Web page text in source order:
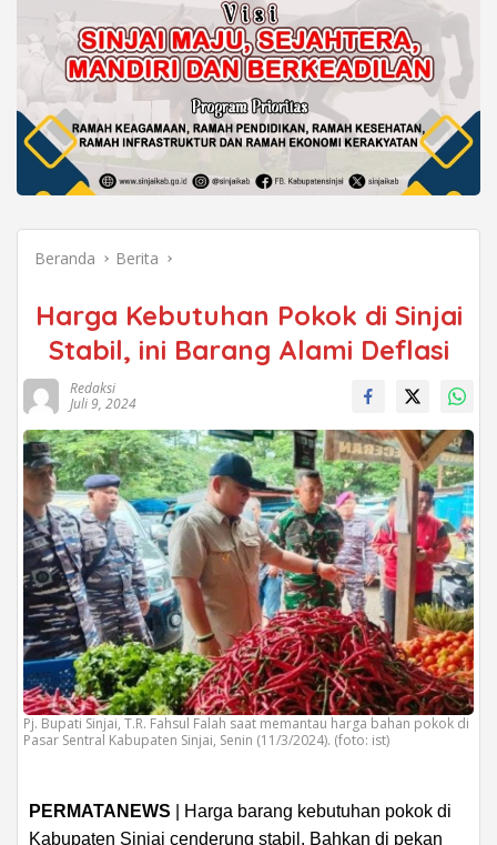
Beranda Berita
Harga Kebutuhan Pokok di Sinjai
Stabil, ini Barang Alami Deflasi
Redaksi
Juli 9, 2024
Pj. Bupati Sinjai, T.R. Fahsul Falah saat memantau harga bahan pokok di
Pasar Sentral Kabupaten Sinjai, Senin (11/3/2024). (foto: ist)
PERMATANEWS | Harga barang kebutuhan pokok di
Kabupaten Sinjai cenderung stabil. Bahkan di pekan